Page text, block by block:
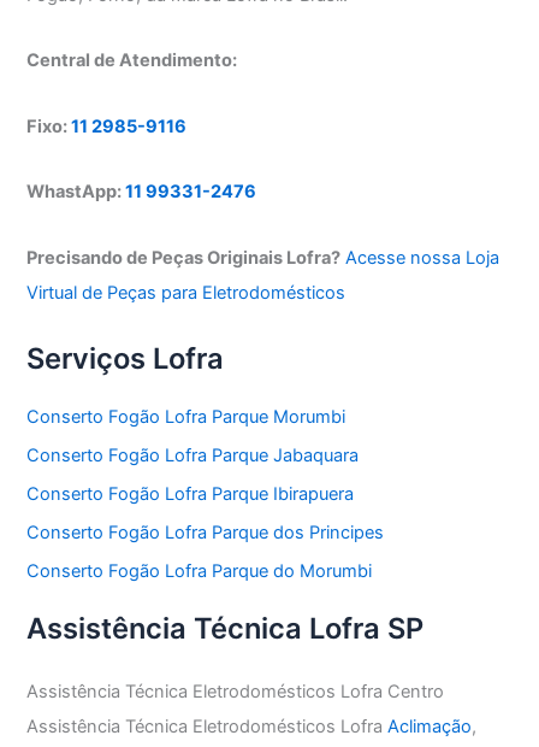
Central de Atendimento:
Fixo:11 2985-9116
WhastApp:11 99331-2476
Precisando de Peças Originais Lofra? Acesse nossa Loja
Virtual de Peças para Eletrodomésticos
Serviços Lofra
Conserto Fogão Lofra Parque Morumbi
Conserto Fogão Lofra Parque Jabaquara
Conserto Fogão Lofra Parque Ibirapuera
Conserto Fogão Lofra Parque dos Principes
Conserto Fogão Lofra Parque do Morumbi
Assistência Técnica Lofra SP
Assistência Técnica Eletrodomésticos Lofra Centro
Assistência Técnica Eletrodomésticos LofraAclimação,